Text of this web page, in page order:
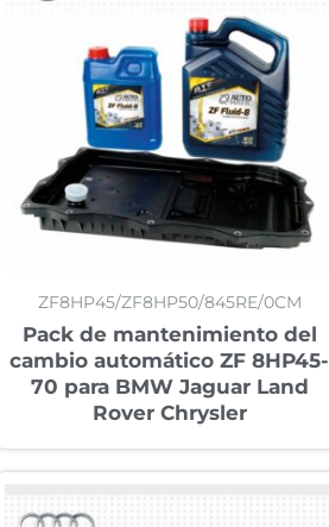
ZF8HP45/ZF8HP50/845RE/0CM
Pack de mantenimiento del
cambio automático ZF 8HP45-
70 para BMW Jaguar Land
Rover Chrysler